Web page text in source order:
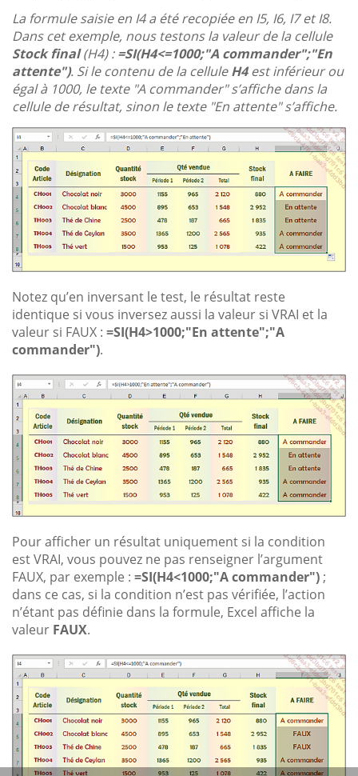
La formule saisie en I4 a été recopiée en I5, I6, I7 et I8.
Dans cet exemple, nous testons la valeur de la cellule
Stock final(H4) :=SI(H4<=1000;"A commander";"En
attente"). Si le contenu de la celluleH4est inférieur ou
égal à 1000, le texte "A commander" s’affiche dans la
cellule de résultat, sinon le texte "En attente" s’affiche.
Notez qu’en inversant le test, le résultat reste
identique si vous inversez aussi la valeur si VRAI et la
valeur si FAUX : =SI(H4>1000;"En attente";"A
commander").
Pour afficher un résultat uniquement si la condition
est VRAI, vous pouvez ne pas renseigner l’argument
FAUX, par exemple : =SI(H4<1000;"A commander") ;
dans ce cas, si la condition n’est pas vérifiée, l’action
n’étant pas définie dans la formule, Excel affiche la
valeur FAUX.